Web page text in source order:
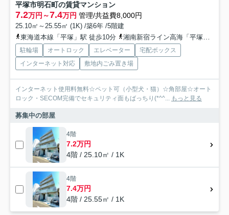
平塚市明石町の賃貸マンション
7.2万円～7.4万円 管理/共益費8,000円
25.10㎡～25.55㎡ (1K) /築6年 /5階建
東海道本線「平塚」駅 徒歩10分
湘南新宿ライン高海「平塚」駅 徒歩10分
駐輪場 オートロック エレベーター
宅配ボックス
インターネット対応
敷地内ごみ置き場
インターネット使用料無料☆ペット可（小型犬・猫）☆角部屋☆オート
ロック・SECOM完備でセキュリティ面もばっちり(*^^... もっと見る
募集中の部屋
4階
7.2万円
4階 / 25.10㎡ / 1K
4階
7.4万円
4階 / 25.55㎡ / 1K